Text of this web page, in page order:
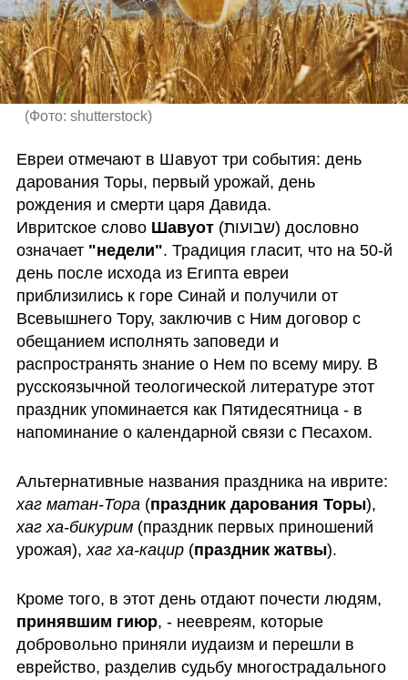
(Фото: shutterstock)
Евреи отмечают в Шавуот три события: день
дарования Торы, первый урожай, день
рождения и смерти царя Давида.
Ивритское слово Шавуот (‏שבועות) дословно
означает "недели". Традиция гласит, что на 50-й
день после исходa из Египта евреи
приблизились к горе Синай и получили от
Всевышнего Тору, заключив с Ним договор с
обещанием исполнять заповеди и
распространять знание о Нем по всему миру. В
русскоязычной теологической литературе этот
праздник упоминается как Пятидесятница - в
напоминание о календарной связи с Песахом.
хаг матан-Тора (праздник дарования Торы
хаг ха-бикурим (праздник первых приношений
урожая), хаг ха-кацир (праздник жатвы).
Кроме того, в этот день отдают почести людям,
принявшим гиюр, - неевреям, которые
добровольно приняли иудаизм и перешли в
еврейство, разделив судьбу многострадального